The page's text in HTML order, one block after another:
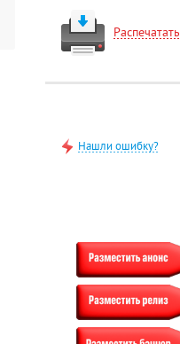
Распечатать
Нашли ошибку?